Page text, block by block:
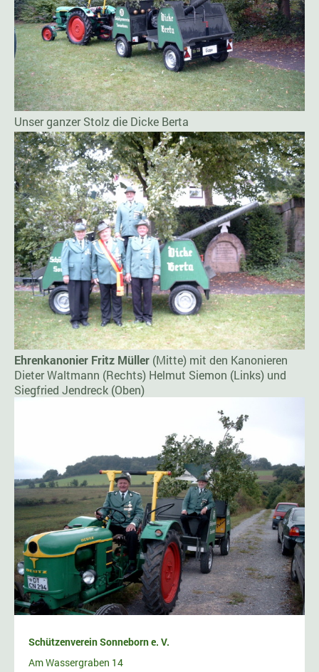
Unser ganzer Stolz die Dicke Berta
Ehrenkanonier Fritz Müller (Mitte) mit den Kanonieren
Dieter Waltmann (Rechts) Helmut Siemon (Links) und
Siegfried Jendreck (Oben)
Schützenverein Sonneborn e. V.
Am Wassergraben 14